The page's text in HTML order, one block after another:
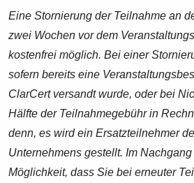
Eine Stornierung der Teilnahme an
zwei Wochen vor dem
kostenfrei möglich. Bei einer
sofern bereits eine
ClarCert versandt wurde, oder bei
Hälfte der Teilnahmegebühr in
denn, es wird ein Ersatzteilnehmer
Unternehmens gestellt. Im
Möglichkeit, dass Sie bei erneuter